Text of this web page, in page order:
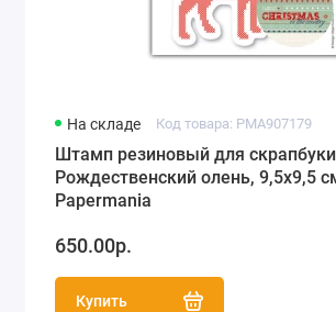
На складе Код товара: PMA907179
Штамп резиновый для
Рождественский олень, 9,5х9,5
Papermania
650.00р.
Купить